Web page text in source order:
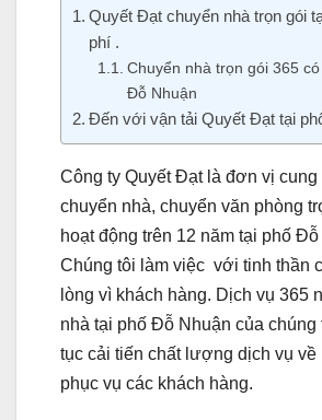
Quyết Đạt chuyển nhà trọn gói
phí .
Chuyển nhà trọn gói 365
Đỗ Nhuận
Đến với vận tải Quyết Đạt tại
Công ty Quyết Đạt là đơn vị cung
chuyển nhà, chuyển văn phòng
hoạt động trên 12 năm tại phố
Chúng tôi làm việc với tinh thần
lòng vì khách hàng. Dịch vụ 365
nhà tại phố Đỗ Nhuận của
tục cải tiến chất lượng dịch vụ về
phục vụ các khách hàng.